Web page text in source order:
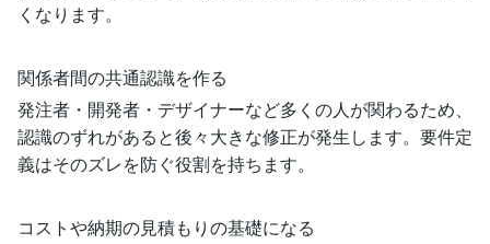
くなります。
関係者間の共通認識を作る
発注者・開発者・デザイナーなど多くの人が関わるため、
認識のずれがあると後々大きな修正が発生します。要件定
義はそのズレを防ぐ役割を持ちます。
コストや納期の見積もりの基礎になる